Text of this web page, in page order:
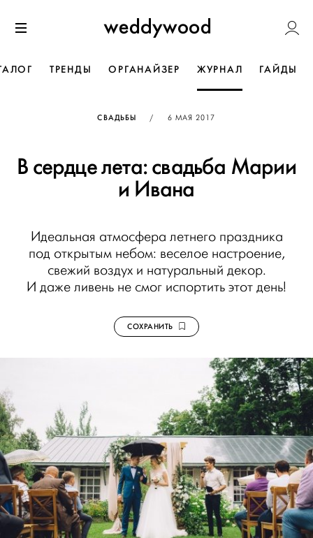
к содержанию
Weddywood
ТРЕНДЫ ОРГАНАЙЗЕР ЖУРНАЛ ГАЙДЫ
СВАДЬБЫ / ОПУБЛИКОВАНО
6 МАЯ 2017
В сердце лета: свадьба Марии
и Ивана
Идеальная атмосфера летнего праздника
под открытым небом: веселое настроение,
свежий воздух и натуральный декор.
И даже ливень не смог испортить этот день!
СОХРАНИТЬ